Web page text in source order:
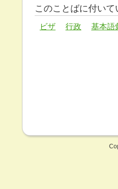
このことばに付いて
ビザ 行政 基本語